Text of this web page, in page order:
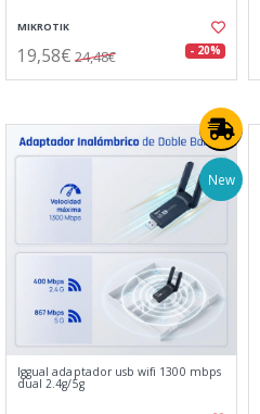
MIKROTIK
19,58€ 24,48€ - 20%
New
Iggual adaptador usb wifi 1300 mbps
dual 2.4g/5g